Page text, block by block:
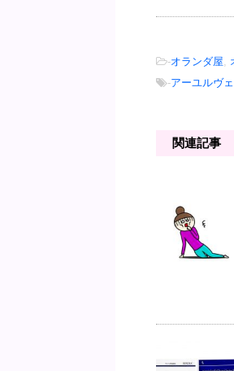
-オランダ屋,
-アーユルヴ
関連記事